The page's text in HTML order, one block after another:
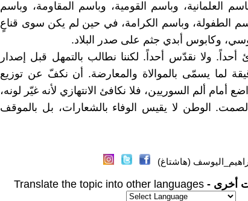
العلمانية، وباسم القومية، وباسم المقاومة، وباسم
الطفولة، وباسم الكرامة، في حين لم يكن سوى قناعٍ
وكابوس أبدي جثم على صدر البلاد.
أحداً. ولا نقدّس أحداً. لكننا نطالب بالتمهل قبل إصدار
لما يسمّى بالموالاة والمعارضة. أن نكفّ عن توزيع
أمام ألم السوريين، فلا نكافئ الانتهازي لأنه غيّر لونه،
الوطن لا يقيس الوفاء بالشعارات، بل بالموقف
(هاشتاغ)
أخرى - Translate the topic into other languages